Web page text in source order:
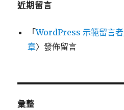
近期留言
「WordPress 示範留言者
章〉發佈留言
彙整